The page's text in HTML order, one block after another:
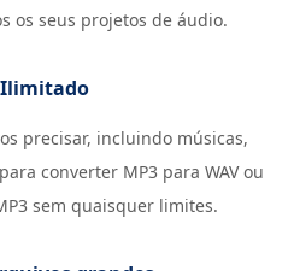
os seus projetos de áudio.
Ilimitado
precisar, incluindo músicas,
converter MP3 para WAV ou
sem quaisquer limites.